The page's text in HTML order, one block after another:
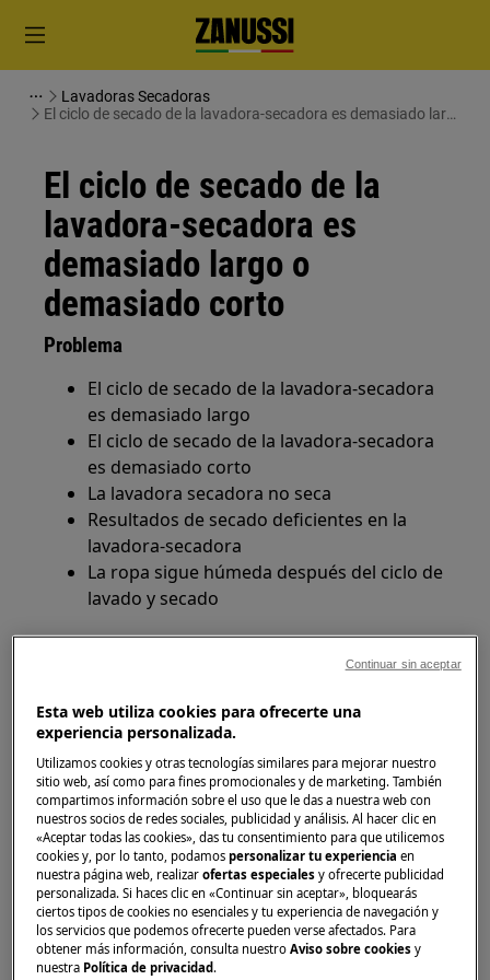
Lavadoras Secadoras
El ciclo de secado de la lavadora-secadora es demasiado largo
El ciclo de secado de la
lavadora-secadora es
demasiado largo o
demasiado corto
Problema
El ciclo de secado de la lavadora-secadora
es demasiado largo
El ciclo de secado de la lavadora-secadora
es demasiado corto
La lavadora secadora no seca
Resultados de secado deficientes en la
lavadora-secadora
La ropa sigue húmeda después del ciclo de
lavado y secado
Solución
Si la lavadora-secadora no se seca o no lo hace
correctamente y la ropa está húmeda al final del
programa, compruebe lo siguiente:
1. No cierre el grifo del agua durante el
programa de secado.
La lavadora secadora también necesita agua
Esta web utiliza cookies para ofrecerte una
experiencia personalizada.
Utilizamos cookies y otras tecnologías similares para mejorar nuestro
sitio web, así como para fines promocionales y de marketing. También
compartimos información sobre el uso que le das a nuestra web con
nuestros socios de redes sociales, publicidad y análisis. Al hacer clic en
«Aceptar todas las cookies», das tu consentimiento para que utilicemos
cookies y, por lo tanto, podamospersonalizar tu experienciaen
nuestra página web, realizarofertas especiales y ofrecerte publicidad
personalizada. Si haces clic en «Continuar sin aceptar», bloquearás
ciertos tipos de cookies no esenciales y tu experiencia de navegación y
los servicios que podemos ofrecerte pueden verse afectados. Para
obtener más información, consulta nuestroAviso sobre cookies y
nuestra Política de privacidad .
Continuar sin aceptar